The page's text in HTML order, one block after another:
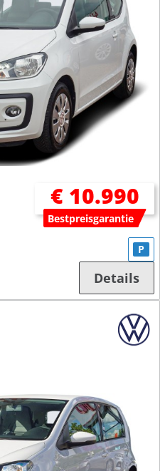
€ 10.990
Bestpreisgarantie
P
Details